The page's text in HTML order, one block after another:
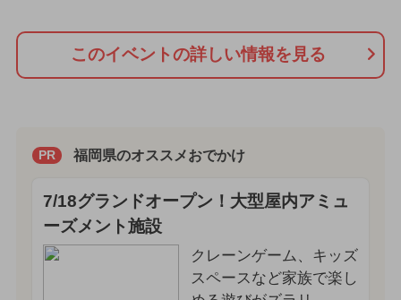
このイベントの詳しい情報を見る
PR 福岡県のオススメおでかけ
7/18グランドオープン！大型屋内アミュ
ーズメント施設
クレーンゲーム、キッズ
スペースなど家族で楽し